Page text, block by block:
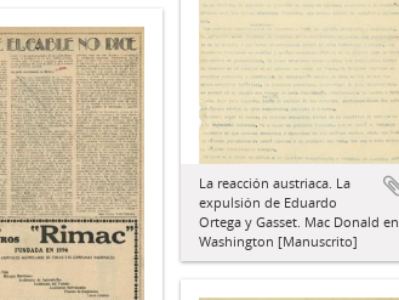
La reacción austriaca. La
expulsión de Eduardo
Ortega y Gasset. Mac Donald en
Washington [Manuscrito]